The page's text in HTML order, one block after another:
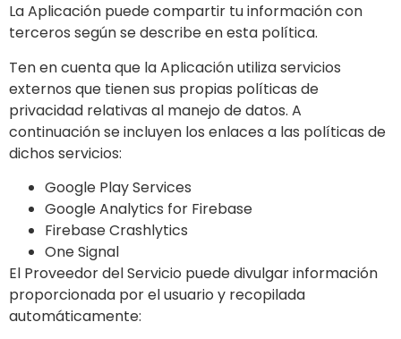
La Aplicación puede compartir tu información con
terceros según se describe en esta política.
Ten en cuenta que la Aplicación utiliza servicios
externos que tienen sus propias políticas de
privacidad relativas al manejo de datos. A
continuación se incluyen los enlaces a las políticas de
dichos servicios:
Google Play Services
Google Analytics for Firebase
Firebase Crashlytics
One Signal
El Proveedor del Servicio puede divulgar información
proporcionada por el usuario y recopilada
automáticamente: